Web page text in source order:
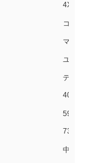
4X2
コン
マニ
ユー
ディ
4087-
7360
中国